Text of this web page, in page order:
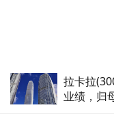
年度
元，同